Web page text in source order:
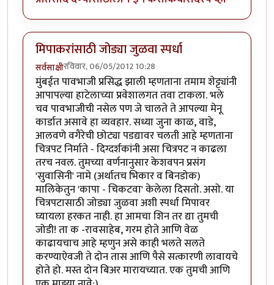
मिपाकरांसाठी जोड्या जुळवा स्पर्धा
सर्वसाक्षीरविवार, 06/05/2012 10:28
मुंबईत पावभाजी प्रसिद्ध झाली म्हणताना तमाम शेट्ट्यांनी
आपापल्या हाटेलाच्या प्रवेशालगत तवा टाकला. भले
चव पावभाजीची नसेल पण जे चालते ते आपल्या मेनू
कार्डात असावे हा व्यवहार. सध्या जुना काळ, वाडे,
आलवणे वगैरेची छोट्या पडद्यावर चलती आहे म्हणताना
चित्रपट निर्माते - दिग्दर्शकांनी असा चित्रपट न काढला
तरच नवल. तुमच्या वर्णनानुसार केशवपन प्रसंग
'सुवासिनी' नामे (अर्थातच भिकार व बिनडोक)
मालिकेतुन 'कापा - चिकटवा' केलेला दिसतो. असो. या
चित्रपटासाठी जोड्या जुळवा अशी स्पर्धा मिपावर
घ्यायला हरकत नाही. हा आमचा शिन तर द्या तुमची
जोडी! ता क -रावसाहेब, गरम होते आणि वेळ
काढायचाच आहे म्हणुन असे काही भलते सलते
करण्याऐवजी ते दोन तास आणि पैसे सत्कारणी लावायचे
होते हो. मस्त दोन बिअर मारायच्यात. एक तुमची आणि